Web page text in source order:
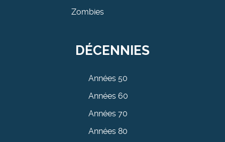
Zombies
DÉCENNIES
Années 50
Années 60
Années 70
Années 80